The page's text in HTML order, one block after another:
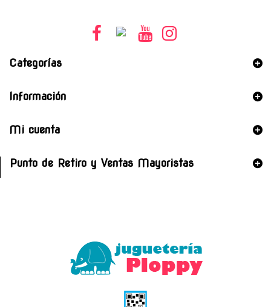
Categorías
Información
Mi cuenta
Punto de Retiro y Ventas Mayoristas